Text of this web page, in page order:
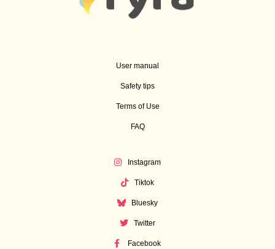
User manual
Safety tips
Terms of Use
FAQ
Instagram
Tiktok
Bluesky
Twitter
Facebook